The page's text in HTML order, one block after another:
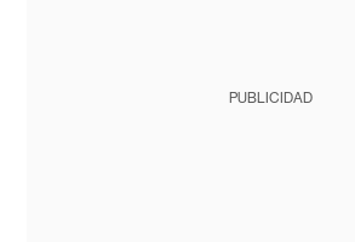
PUBLICIDAD